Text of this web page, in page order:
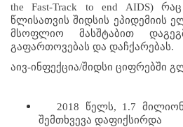
the Fast-Track to end AIDS)
წლისათვის შიდსის ეპიდემიის
მსოფლიო მასშტაბით
გაფართოვებას და დაჩქარებას.
აივ-ინფექცია/შიდსი ციფრებში
შემთხვევა დაფიქსირდა